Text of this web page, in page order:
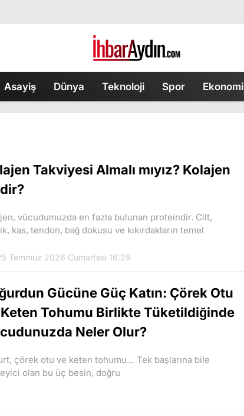
Asayiş Dünya Teknoloji Spor Ekonomi
Takviyesi Almalı mıyız? Kolajen
vücudumuzda en fazla bulunan proteindir. Cilt,
kas, tendon, bağ dokusu ve kıkırdakların temel
Temmuz 2026 Cumartesi 16:29
Gücüne Güç Katın: Çörek Otu
Tohumu Birlikte Tüketildiğinde
Neler Olur?
çörek otu ve keten tohumu… Tek başlarına bile
olan bu üç besin, doğru